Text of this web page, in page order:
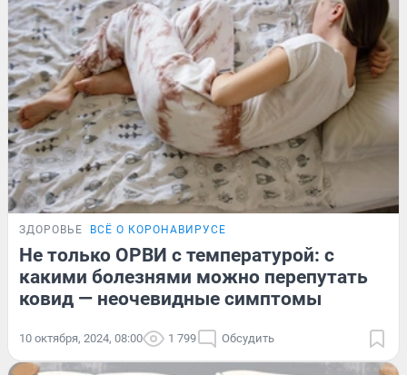
ЗДОРОВЬЕ ВСЁ О КОРОНАВИРУСЕ
Не только ОРВИ с температурой: с
какими болезнями можно перепутать
ковид — неочевидные симптомы
10 октября, 2024, 08:00 1 799 Обсудить